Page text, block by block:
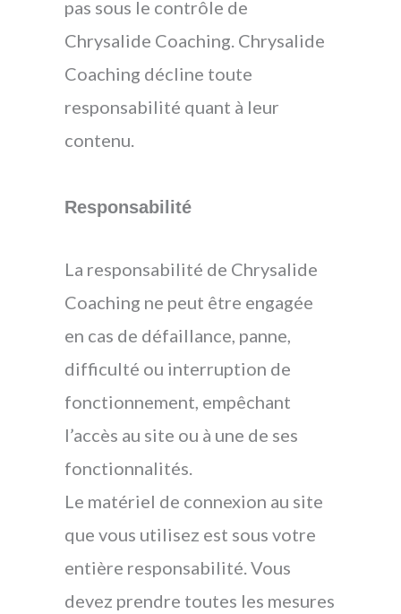
pas sous le contrôle de
Chrysalide Coaching. Chrysalide
Coaching décline toute
responsabilité quant à leur
contenu.
Responsabilité
La responsabilité de Chrysalide
Coaching ne peut être engagée
en cas de défaillance, panne,
difficulté ou interruption de
fonctionnement, empêchant
l’accès au site ou à une de ses
fonctionnalités.
Le matériel de connexion au site
que vous utilisez est sous votre
entière responsabilité. Vous
devez prendre toutes les mesures